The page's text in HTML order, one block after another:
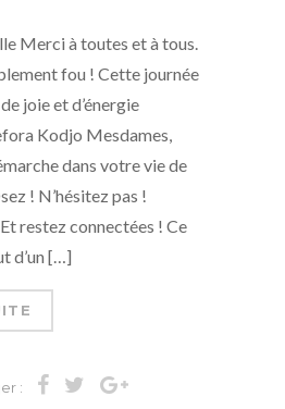
Merci à toutes et à tous.
fou ! Cette journée
joie et d’énergie
Kodjo Mesdames,
dans votre vie de
! N’hésitez pas !
restez connectées ! Ce
d’un […]
: